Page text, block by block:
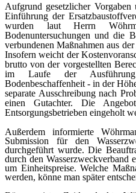
Aufgrund gesetzlicher
Einführung der
wurden laut Herrn
Bodenuntersuchungen und die
verbundenen Maßnahmenaus
Insofern weicht der
brutto von der vorgestellten
im Laufe der
Bodenbeschaffenheit - in der
separate Ausschreibung nach
einen Gutachter. Die
Entsorgungsbetrieben eingeholt
Außerdem informierte
Submission für den
durchgeführt wurde. Die
durch den Wasserzweckverband
um Einheitspreise. Welche
werden, könne man später